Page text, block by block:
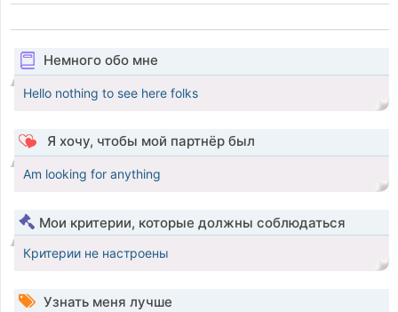
Немного обо мне
Hello nothing to see here folks
Я хочу, чтобы мой партнёр был
Am looking for anything
Мои критерии, которые должны соблюдаться
Критерии не настроены
Узнать меня лучше